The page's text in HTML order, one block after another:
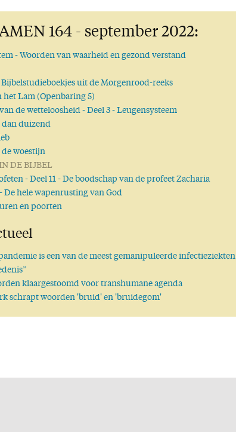
164 - september 2022:
- Woorden van waarheid en gezond verstand
Bijbelstudieboekjes uit de Morgenrood-reeks
het Lam (Openbaring 5)
de wetteloosheid- Deel 3 - Leugensysteem
dan duizend
de woestijn
DE BIJBEL
- Deel 11 - De boodschap van de profeet Zacharia
- De hele wapenrusting van God
en poorten
is een van de meest gemanipuleerde infectieziekten
klaargestoomd voor transhumane agenda
schrapt woorden 'bruid' en 'bruidegom'